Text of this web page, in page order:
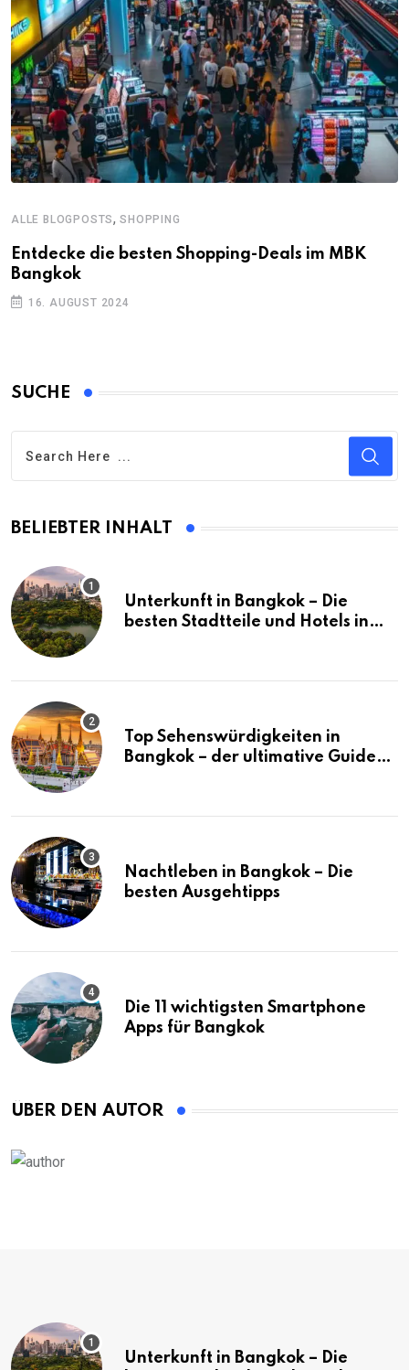
ALLE BLOGPOSTS,SHOPPING
Entdecke die besten Shopping-Deals im MBK
Bangkok
16. AUGUST 2024
SUCHE
BELIEBTER INHALT
Unterkunft in Bangkok – Die
besten Stadtteile und Hotels in
Top Sehenswürdigkeiten in
Bangkok – der ultimative Guide
Nachtleben in Bangkok – Die
besten Ausgehtipps
Die 11 wichtigsten Smartphone
Apps für Bangkok
ÜBER DEN AUTOR
Unterkunft in Bangkok – Die